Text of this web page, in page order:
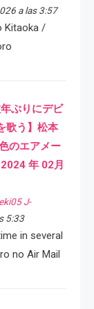
a las 3:57
Kitaoka /
年ぶりにデビ
歌う】松本
のエアメー
年 02月
J-
5:33
in several
no Air Mail